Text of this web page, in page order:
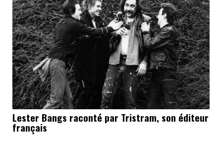
Lester Bangs raconté par Tristram, son éditeur
français